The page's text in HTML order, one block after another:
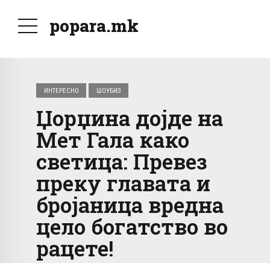
popara.mk
ИНТЕРЕСНО ШОУБИЗ
Џорџина дојде на
Мет Гала како
светица: Превез
преку главата и
бројаница вредна
цело богатство во
рацете!